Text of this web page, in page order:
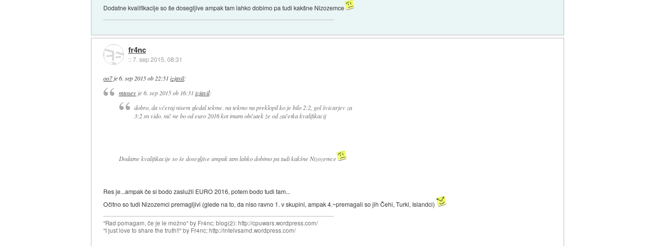
Dodatne kvalifikacije so še dosegljive ampak tam lahko dobimo pa tudi kakšne Nizozemce
fr4nc
::7. sep 2015, 08:31
oo7je6. sep 2015 ob 22:51 izjavil:
mtosevje 6. sep 2015 ob 16:31 izjavil:
dobro, da včeraj nisem gledal tekme. na tekmo na preklopil ko je bilo 2:2, gol švicarjev za
3:2 sn vido. nič ne bo od euro 2016 kot imam občutek že od začetka kvalifikacij
Dodatne kvalifikacije so še dosegljive ampak tam lahko dobimo pa tudi kakšne Nizozemce
Res je...ampak če si bodo zaslužli EURO 2016, potem bodo tudi tam...
Očitno so tudi Nizozemci premagljivi (glede na to, da niso ravno 1. v skupini, ampak 4.~premagali so jih Čehi, Turki, Islandci)
"Rad pomagam, če je le možno" by Fr4nc; blog(2): http://cpuwars.wordpress.com/
"I just love to share the truth!!" by Fr4nc; http://intelvsamd.wordpress.com/